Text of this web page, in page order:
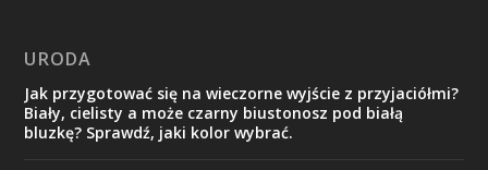
URODA
Jak przygotować się na wieczorne wyjście z przyjaciółmi?
Biały, cielisty a może czarny biustonosz pod białą
bluzkę? Sprawdź, jaki kolor wybrać.